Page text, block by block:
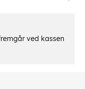
ved kassen